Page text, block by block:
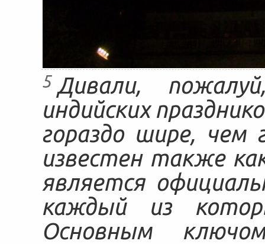
5 Дивали,
индийских
гораздо шире,
известен также
является
каждый из
Основным